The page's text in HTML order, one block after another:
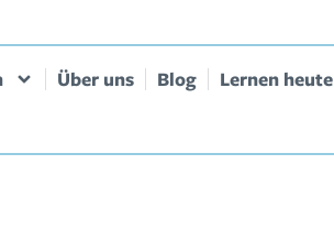
Über uns Blog Lernen heute